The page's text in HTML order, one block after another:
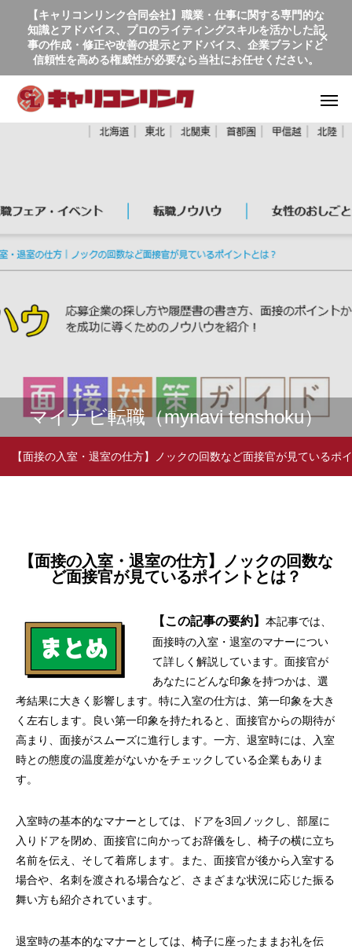
【キャリコンリンク合同会社】職業・仕事に関する専門的な
知識とアドバイス、プロのライティングスキルを活かした記
事の作成・修正や改善の提示とアドバイス、企業ブランドと
信頼性を高める権威性が必要なら当社にお任せください。
マンパワークリ
ップ
（Manpower
エージェン
（Recruit
Agent）
リクナビNEXT
ジャーナル
（Rikunabi
next
journal）
FromAし
よ！！
（fromA
shiyo）
タウンワークマ
ガジン
（townwork
オトナンサー
（otonanswer）
マイナビエ
ージェント
（
2025年度版 本気で内定！面接対策（新星
出版）を全面監修
2023.01.12
2024年度版 本気
出版）を全面監修
2022.01.08
朝日新聞出版 大学院・通信制大学
2024（AERAムック）に寄稿しました
2023.07.12
朝日新聞出版 大
2022.07.13
FMラジオ番組（瀧本博史の元気にはたら
2023.04.13
修
2021.04.12
マイナビ転職（mynavi tenshoku）
【面接の入室・退室の仕方】ノックの回数など面接官が見ているポ
【面接の入室・退室の仕方】ノックの回数な
ど面接官が見ているポイントとは？
【この記事の要約】 本記事では、
面接時の入室・退室のマナーについ
て詳しく解説しています。面接官が
あなたにどんな印象を持つかは、選
考結果に大きく影響します。特に入室の仕方は、第一印象を大き
く左右します。良い第一印象を持たれると、面接官からの期待が
高まり、面接がスムーズに進行します。一方、退室時には、入室
時との態度の温度差がないかをチェックしている企業もありま
す。
入室時の基本的なマナーとしては、ドアを3回ノックし、部屋に
入りドアを閉め、面接官に向かってお辞儀をし、椅子の横に立ち
名前を伝え、そして着席します。また、面接官が後から入室する
場合や、名刺を渡される場合など、さまざまな状況に応じた振る
舞い方も紹介されています。
退室時の基本的なマナーとしては、椅子に座ったままお礼を伝